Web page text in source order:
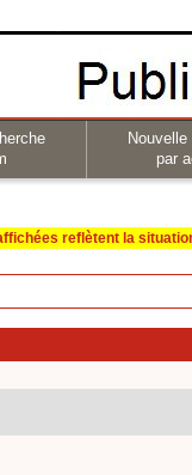
par
reflètent la